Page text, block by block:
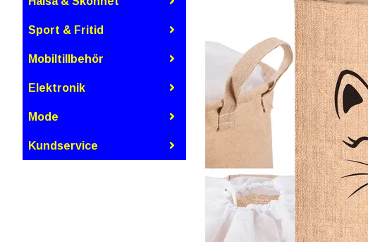
Sport & Fritid
Mobiltillbehör
Elektronik
Mode
Kundservice